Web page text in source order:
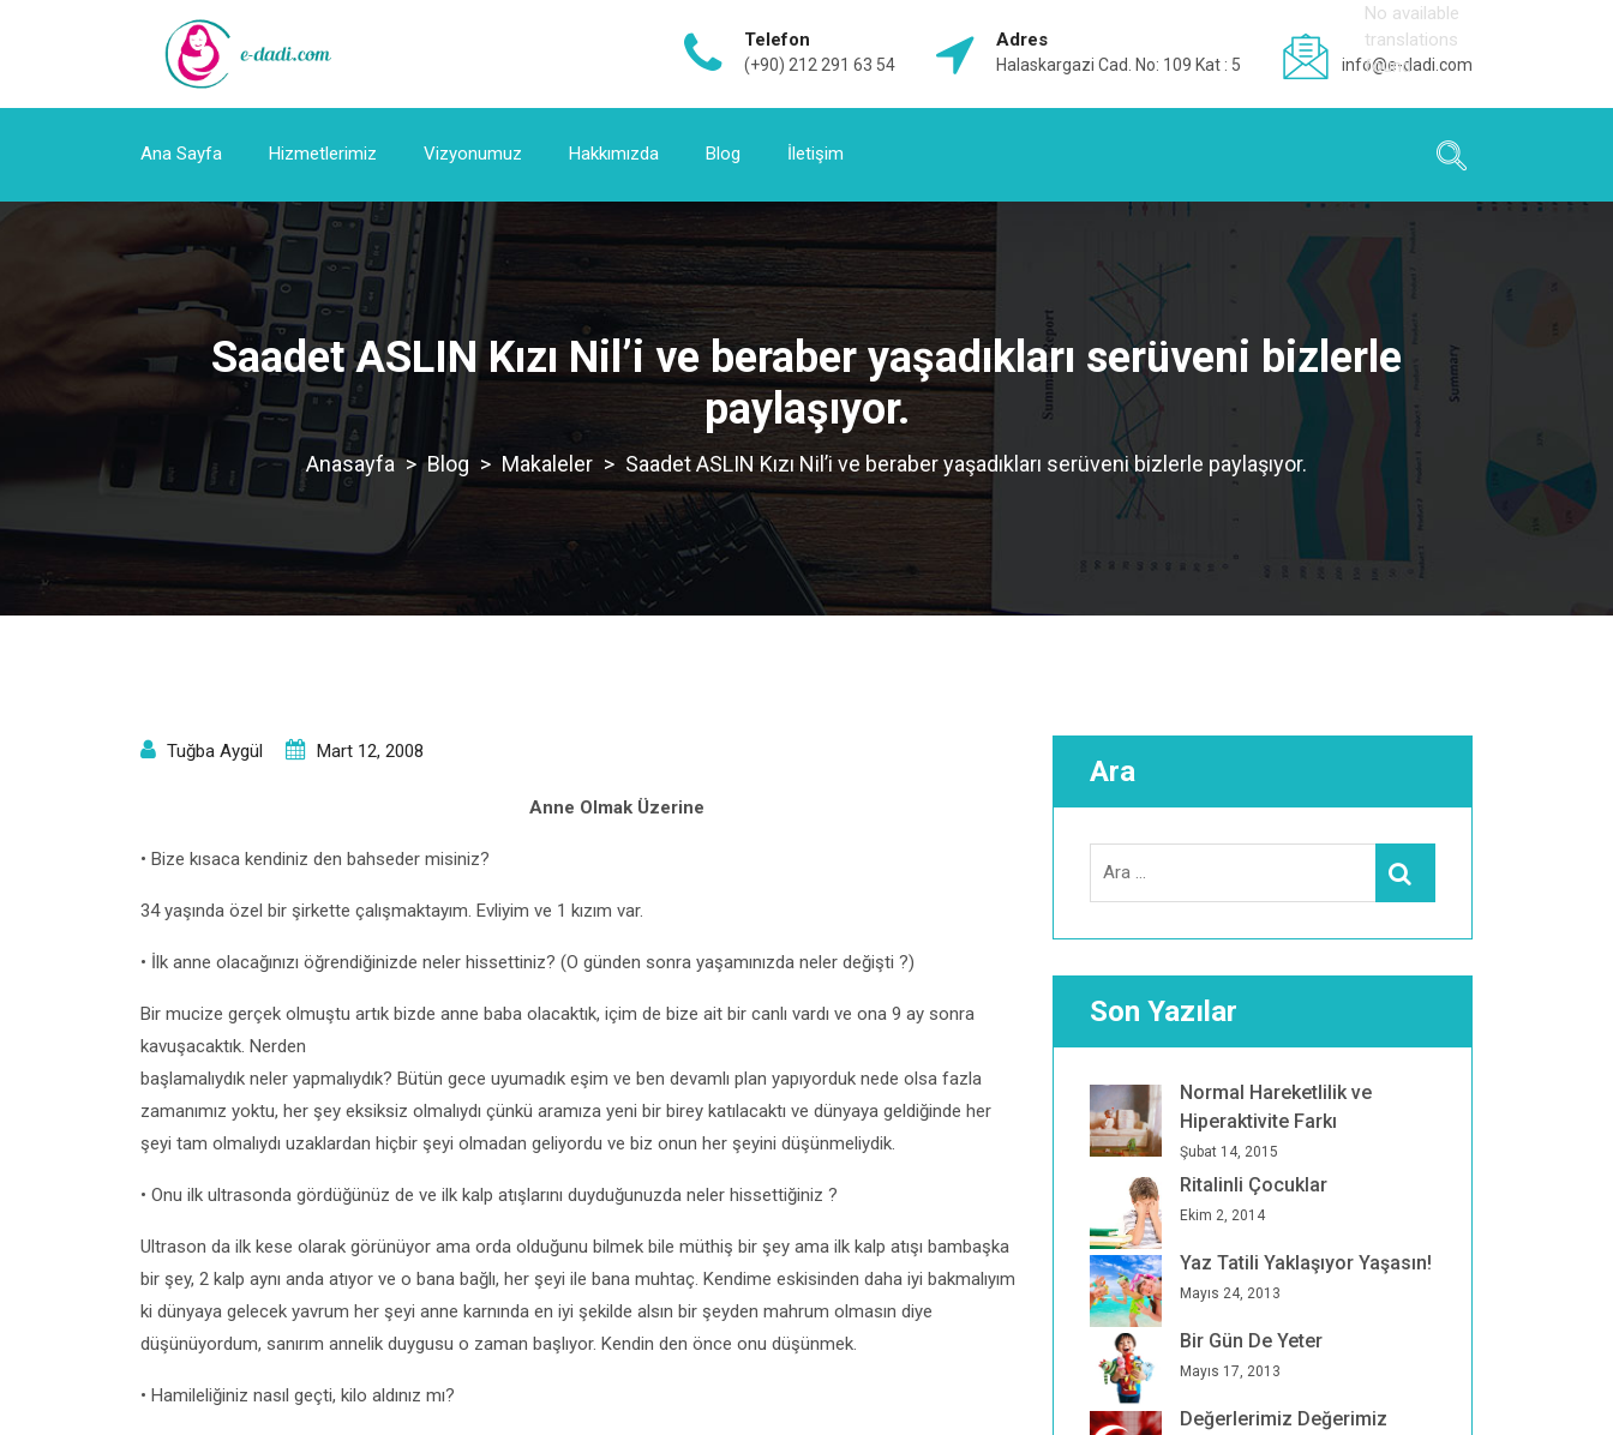
Telefon
(+90) 212 291 63 54
Adres
Halaskargazi Cad. No: 109 Kat : 5 info@e-dadi.com
Ana Sayfa Hizmetlerimiz Vizyonumuz Hakkımızda Blog İletişim
Saadet ASLIN Kızı Nil’i ve beraber yaşadıkları serüveni bizlerle
paylaşıyor.
> Blog > Makaleler > Saadet ASLIN Kızı Nil’i ve beraber yaşadıkları serüveni bizlerle paylaşıyor.
Tuğba Aygül Mart 12, 2008
Anne Olmak Üzerine
• Bize kısaca kendiniz den bahseder misiniz?
34 yaşında özel bir şirkette çalışmaktayım. Evliyim ve 1 kızım var.
• İlk anne olacağınızı öğrendiğinizde neler hissettiniz? (O günden sonra yaşamınızda neler değişti ?)
Bir mucize gerçek olmuştu artık bizde anne baba olacaktık, içim de bize ait bir canlı vardı ve ona 9 ay sonra
kavuşacaktık. Nerden
başlamalıydık neler yapmalıydık? Bütün gece uyumadık eşim ve ben devamlı plan yapıyorduk nede olsa fazla
zamanımız yoktu, her şey eksiksiz olmalıydı çünkü aramıza yeni bir birey katılacaktı ve dünyaya geldiğinde her
şeyi tam olmalıydı uzaklardan hiçbir şeyi olmadan geliyordu ve biz onun her şeyini düşünmeliydik.
• Onu ilk ultrasonda gördüğünüz de ve ilk kalp atışlarını duyduğunuzda neler hissettiğiniz ?
Ultrason da ilk kese olarak görünüyor ama orda olduğunu bilmek bile müthiş bir şey ama ilk kalp atışı bambaşka
bir şey, 2 kalp aynı anda atıyor ve o bana bağlı, her şeyi ile bana muhtaç. Kendime eskisinden daha iyi bakmalıyım
ki dünyaya gelecek yavrum her şeyi anne karnında en iyi şekilde alsın bir şeyden mahrum olmasın diye
düşünüyordum, sanırım annelik duygusu o zaman başlıyor. Kendin den önce onu düşünmek.
• Hamileliğiniz nasıl geçti, kilo aldınız mı?
Ara
Ara
Son Yazılar
Normal Hareketlilik ve
Hiperaktivite Farkı
Şubat 14, 2015
Ritalinli Çocuklar
Ekim 2, 2014
Yaz Tatili Yaklaşıyor Yaşasın!
Mayıs 24, 2013
Bir Gün De Yeter
Mayıs 17, 2013
Değerlerimiz Değerimiz
No available
translations
found